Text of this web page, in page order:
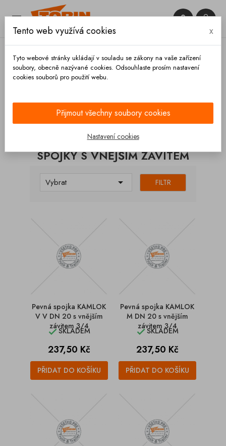
 

KATEGORIE
SPOJKY S VNĚJŠÍM ZÁVITEM
Vybrat  FILTR
Pevná spojka KAMLOK
V V DN 20 s vnějším
závitem 3/4
SKLADEM
Cena
237,50 Kč
PŘIDAT DO KOŠÍKU
Pevná spojka KAMLOK
M DN 20 s vnějším
závitem 3/4
SKLADEM
Cena
237,50 Kč
PŘIDAT DO KOŠÍKU
Tento web využívá cookies x
Tyto webové stránky ukládají v souladu se zákony na vaše zařízení
soubory, obecně nazývané cookies. Odsouhlaste prosím nastavení
cookies souborů pro použití webu.
Přijmout všechny soubory cookies
Nastavení cookies